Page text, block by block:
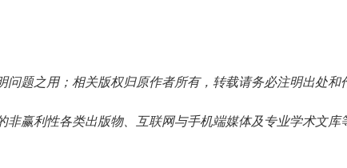
题之用；相关版权归原作者所有，转载请务必注明出处和
赢利性各类出版物、互联网与手机端媒体及专业学术文库